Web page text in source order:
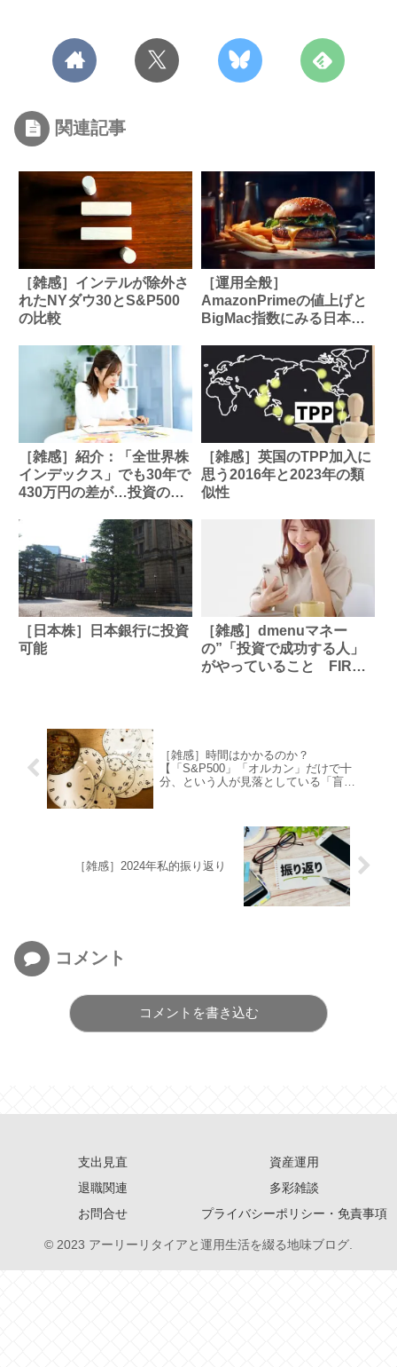
関連記事
［雑感］インテルが除外さ
れたNYダウ30とS&P500
の比較
［運用全般］
AmazonPrimeの値上げと
BigMac指数にみる日本の
［雑感］紹介：「全世界株
インデックス」でも30年で
430万円の差が…投資のプ
［雑感］英国のTPP加入に
思う2016年と2023年の類
似性
［日本株］日本銀行に投資
可能
［雑感］dmenuマネー
の”「投資で成功する人」
がやっていること FIRE
［雑感］時間はかかるのか？
【「S&P500」「オルカン」だけで十
分、という人が見落としている「盲
［雑感］2024年私的振り返り
コメント
コメントを書き込む
支出見直
資産運用
退職関連
多彩雑談
お問合せ
プライバシーポリシー・免責事項
© 2023 アーリーリタイアと運用生活を綴る地味ブログ.